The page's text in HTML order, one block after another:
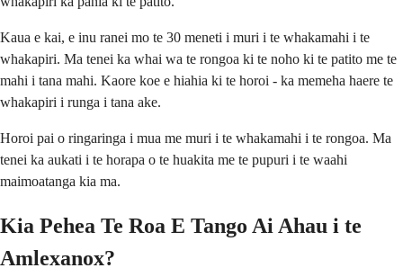
Kaua e kai, e inu ranei mo te 30 meneti i muri i te whakamahi i te
whakapiri. Ma tenei ka whai wa te rongoa ki te noho ki te patito me te
mahi i tana mahi. Kaore koe e hiahia ki te horoi - ka memeha haere te
whakapiri i runga i tana ake.
Horoi pai o ringaringa i mua me muri i te whakamahi i te rongoa. Ma
tenei ka aukati i te horapa o te huakita me te pupuri i te waahi
maimoatanga kia ma.
Kia Pehea Te Roa E Tango Ai Ahau i te
Amlexanox?